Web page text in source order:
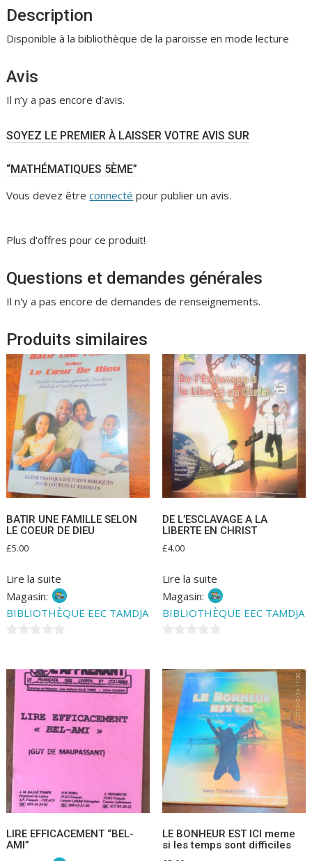
e
b
o
k
itt
er
ai
l s
p
g
Description
Disponible à la bibliothèque de la paroisse en mode lecture
Avis
Il n’y a pas encore d’avis.
SOYEZ LE PREMIER À LAISSER VOTRE AVIS SUR
“MATHÉMATIQUES 5ÈME”
Vous devez êtreconnecté pour publier un avis.
Plus d'offres pour ce produit!
Questions et demandes générales
Il n'y a pas encore de demandes de renseignements.
Produits similaires
BATIR UNE FAMILLE SELON
LE COEUR DE DIEU
£5.00
Lire la suite
Magasin:
BIBLIOTHÈQUE EEC TAMDJA
u
r
5
DE L’ESCLAVAGE A LA
LIBERTE EN CHRIST
£4.00
Lire la suite
Magasin:
BIBLIOTHÈQUE EEC TAMDJA
u
5
LIRE EFFICACEMENT “BEL-
AMI”
LE BONHEUR EST ICI meme
si les temps sont difficiles